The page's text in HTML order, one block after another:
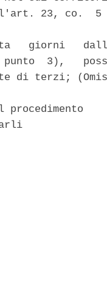
23, co.  5
giorni
3),
di terzi;
procedimento